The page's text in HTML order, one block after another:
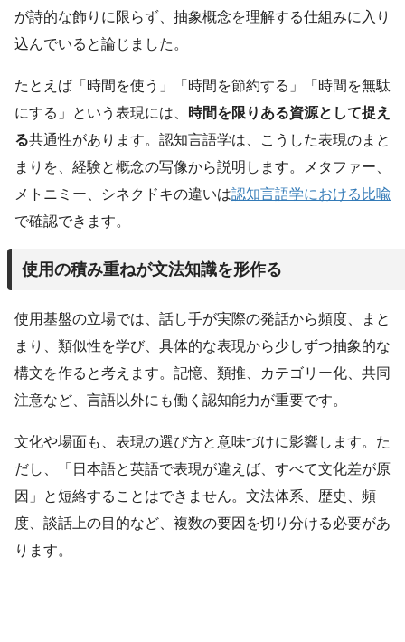
が詩的な飾りに限らず、抽象概念を理解する仕組みに入り
込んでいると論じました。
たとえば「時間を使う」「時間を節約する」「時間を無駄
にする」という表現には、 時間を限りある資源として捉え
る共通性があります。認知言語学は、こうした表現のまと
まりを、経験と概念の写像から説明します。メタファー、
メトニミー、シネクドキの違いは認知言語学における比喩
で確認できます。
使用の積み重ねが文法知識を形作る
使用基盤の立場では、話し手が実際の発話から頻度、まと
まり、類似性を学び、具体的な表現から少しずつ抽象的な
構文を作ると考えます。記憶、類推、カテゴリー化、共同
注意など、言語以外にも働く認知能力が重要です。
文化や場面も、表現の選び方と意味づけに影響します。た
だし、「日本語と英語で表現が違えば、すべて文化差が原
因」と短絡することはできません。文法体系、歴史、頻
度、談話上の目的など、複数の要因を切り分ける必要があ
ります。